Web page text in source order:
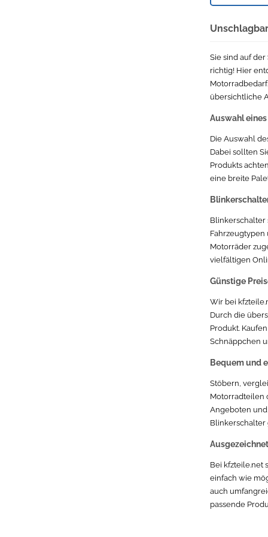
Sie sind auf
richtig! Hier
übersichtliche
Auswahl
Die Auswahl
Dabei sollten
Produkts
eine breite
Blinkerschalter
Fahrzeugtypen
Motorräder
vielfältigen
Günstige
Wir bei
Durch die
Produkt.
Schnäppchen
Bequem und
Stöbern,
Motorradteilen
Angeboten
Blinkerschalter
Bei kfzteile.net
einfach wie
auch
passende